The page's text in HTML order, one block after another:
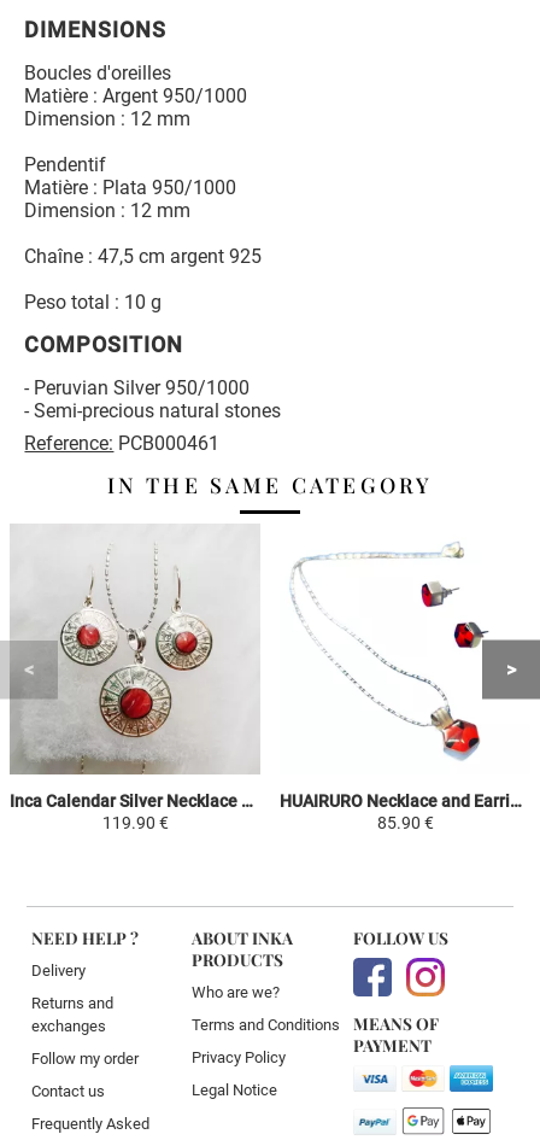
DIMENSIONS
Boucles d'oreilles
Matière : Argent 950/1000
Dimension : 12 mm
Pendentif
Matière : Plata 950/1000
Dimension : 12 mm
Chaîne : 47,5 cm argent 925
Peso total : 10 g
COMPOSITION
- Peruvian Silver 950/1000
- Semi-precious natural stones
Reference: PCB000461
IN THE SAME CATEGORY
Inca Calendar Silver Necklace and Earrings Set - Red Jasper - 950 Silver Natural Stones
119.90 €
HUAIRURO Necklace and Earrings Set - Red/Black - Shape of a Hexagon
85.90 €
NEED HELP ?
Delivery
Returns and
exchanges
Follow my order
Contact us
Frequently Asked
ABOUT INKA
PRODUCTS
Who are we?
Terms and Conditions
Privacy Policy
Legal Notice
FOLLOW US
MEANS OF
PAYMENT